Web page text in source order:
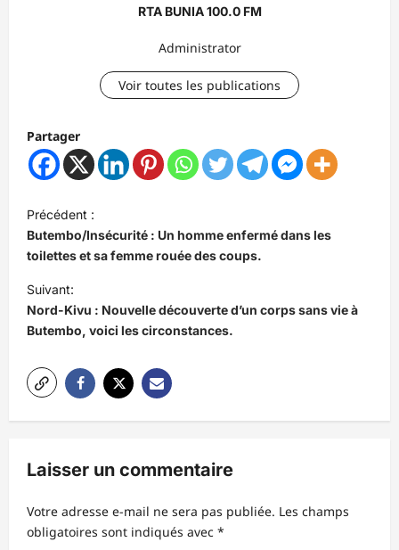
RTA BUNIA 100.0 FM
Administrator
Voir toutes les publications
Partager
a
v
i
g
a
t
i
o
d
’
a
Précédent :
Butembo/Insécurité : Un homme enfermé dans les
toilettes et sa femme rouée des coups.
Suivant:
Nord-Kivu : Nouvelle découverte d’un corps sans vie à
Butembo, voici les circonstances.
Laisser un commentaire
Votre adresse e-mail ne sera pas publiée. Les champs
obligatoires sont indiqués avec *